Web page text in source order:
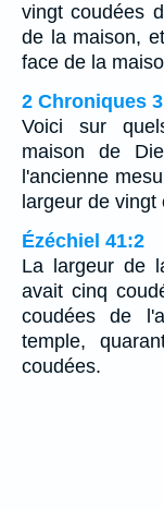
vingt coudées
de la maison,
face de la
2 Chroniques
Voici sur
maison de
l'ancienne
largeur de vingt
Ézéchiel 41:2
La largeur de
avait cinq
coudées de
temple,
coudées.